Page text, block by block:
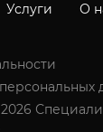
Услуги О